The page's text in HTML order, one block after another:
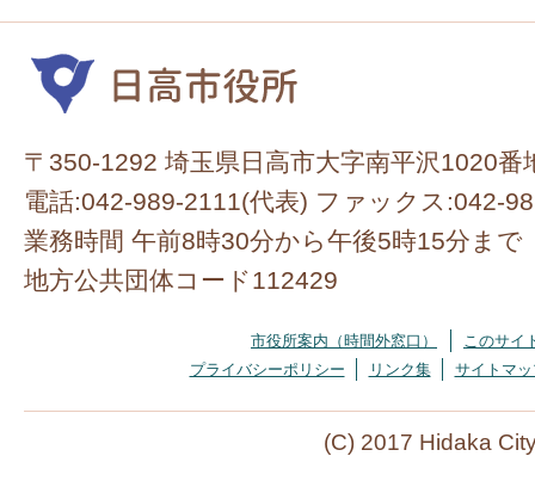
〒350-1292 埼玉県日高市大字南平沢1020番
電話:042-989-2111(代表) ファックス:042-
業務時間 午前8時30分から午後5時15分まで
地方公共団体コード112429
市役所案内（時間外窓口）
このサイ
プライバシーポリシー
リンク集 サイトマッ
(C) 2017 Hidaka